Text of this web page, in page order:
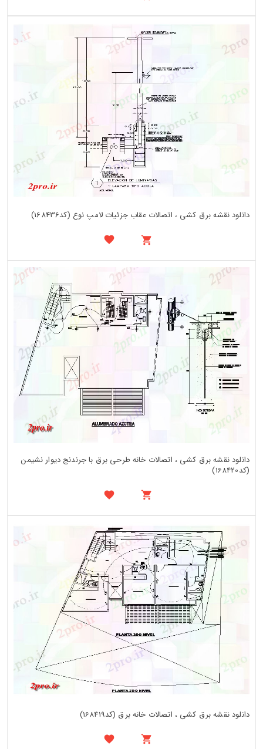
دانلود نقشه برق کشی ، اتصالات عقاب جزئیات لامپ نوع (کد168436)
دانلود نقشه برق کشی ، اتصالات خانه طرحی برق با جرندنج دیوار نشیمن
(کد168420)
دانلود نقشه برق کشی ، اتصالات خانه برق (کد168419)